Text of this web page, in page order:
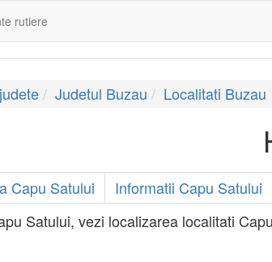
rutiere
Judetul Buzau Localitati Buzau
Capu Satului Informatii Capu Satului
Satului, vezi localizarea localitati